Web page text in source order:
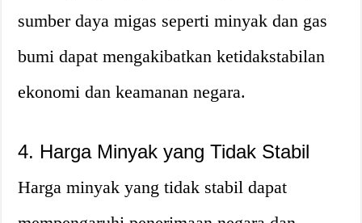
sumber daya migas seperti minyak dan gas
bumi dapat mengakibatkan ketidakstabilan
ekonomi dan keamanan negara.
4. Harga Minyak yang Tidak Stabil
Harga minyak yang tidak stabil dapat